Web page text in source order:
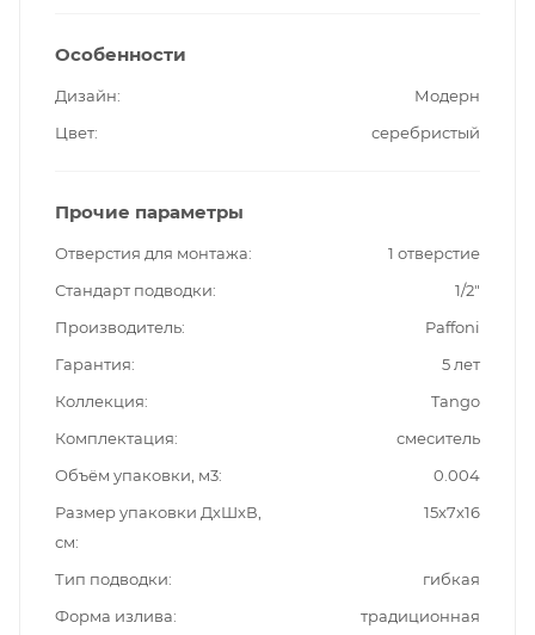
Особенности
Дизайн
Модерн
Цвет
серебристый
Прочие параметры
Отверстия для монтажа
1 отверстие
Стандарт подводки
1/2"
Производитель
Paffoni
Гарантия
5 лет
Коллекция
Tango
Комплектация
смеситель
Объём упаковки, м3
0.004
Размер упаковки ДxШxВ,
см
15x7x16
Тип подводки
гибкая
Форма излива
традиционная